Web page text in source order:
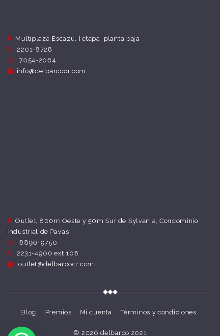
Multiplaza Escazú, I etapa, planta baja
2201-8728
7054-2064
info@delbarcocr.com
Outlet, 800m Oeste y 50m Sur de Sylvania, Condominio
Industrial de Pavas
8890-9750
2231-4900 ext 108
outlet@delbarcocr.com
Blog Premios Mi cuenta Términos y condiciones
© 2026delbarco 2021